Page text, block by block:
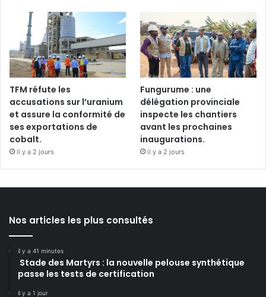
TFM réfute les
accusations sur l’uranium
et assure la conformité de
ses exportations de
cobalt.
il y a 2 jours
Fungurume : une
délégation provinciale
inspecte les chantiers
avant les prochaines
inaugurations.
il y a 2 jours
Nos articles les plus consultés
il y a 41 minutes
Stade des Martyrs : la nouvelle pelouse synthétique
passe les tests de certification
il y a 1 jour